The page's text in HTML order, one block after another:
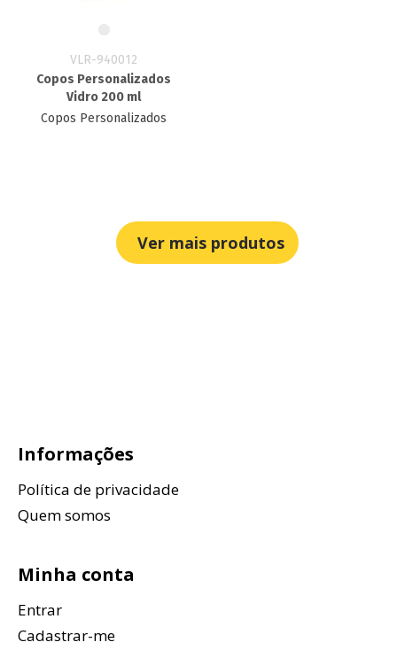
VLR-940012
Copos Personalizados
Vidro 200 ml
Copos Personalizados
Ver mais produtos
Informações
Política de privacidade
Quem somos
Minha conta
Entrar
Cadastrar-me